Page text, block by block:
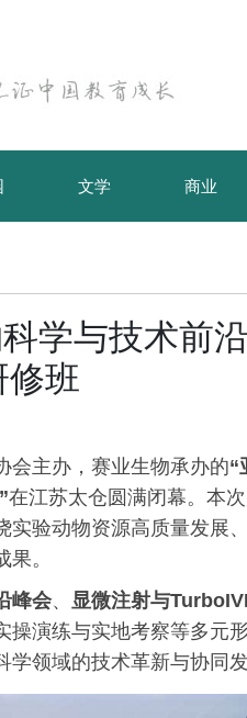
文学 商业
学与技术前
修班
会主办，赛业生物承办的“
在江苏太仓圆满闭幕。本
验动物资源高质量发展
。
峰会、 显微注射与
操演练与实地考察等多元
领域的技术革新与协同